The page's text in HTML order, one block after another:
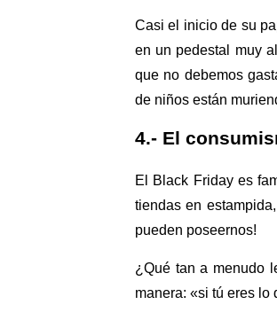
Casi el inicio de su
en un pedestal muy
que no debemos
de niños están
4.- El
El Black Friday es
tiendas en
pueden poseernos!
¿Qué tan a menudo
manera: «si tú eres lo